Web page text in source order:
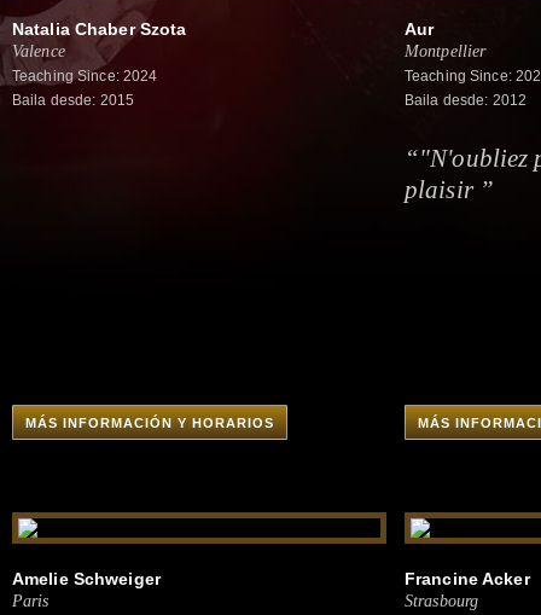
Natalia Chaber Szota
Valence
Teaching Since: 2024
Baila desde: 2015
MÁS INFORMACIÓN Y HORARIOS
Aur
Montpellier
Teaching Since:
Baila desde: 2012
“"N'oubliez
plaisir ”
MÁS
Amelie Schweiger
Paris
Francine Acker
Strasbourg